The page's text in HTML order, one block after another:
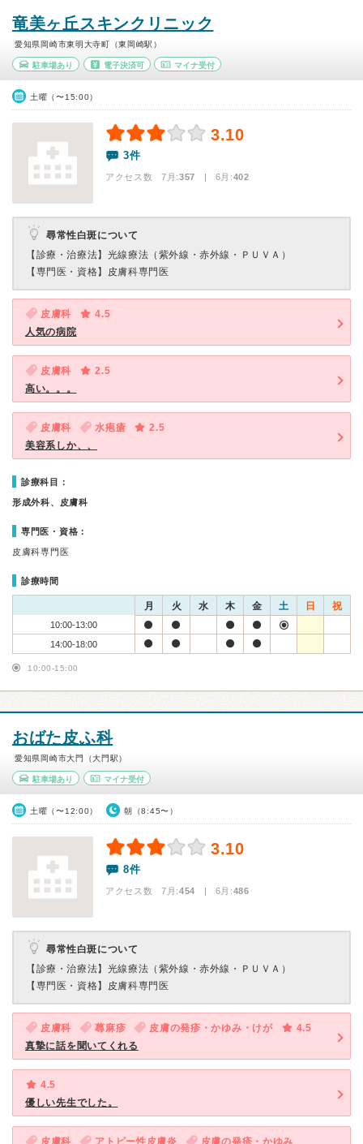
竜美ヶ丘スキンクリニック
愛知県岡崎市東明大寺町（東岡崎駅）
駐車場あり 電子決済可 マイナ受付
土曜（〜15:00）
3.10
3件
アクセス数 7月:357 | 6月:402
尋常性白斑について
【診療・治療法】 光線療法（紫外線・赤外線・ＰＵＶＡ）
【専門医・資格】 皮膚科専門医
皮膚科
4.5
人気の病院
皮膚科
2.5
高い。。。
皮膚科 水疱瘡
2.5
美容系しか、、
診療科目：
形成外科、皮膚科
専門医・資格：
皮膚科専門医
診療時間
月 火 水 木 金 土 日 祝
10:00-13:00
14:00-18:00
10:00-15:00
おばた皮ふ科
愛知県岡崎市大門（大門駅）
駐車場あり マイナ受付
土曜（〜12:00） 朝（8:45〜）
3.10
8件
アクセス数 7月:454 | 6月:486
尋常性白斑について
【診療・治療法】 光線療法（紫外線・赤外線・ＰＵＶＡ）
【専門医・資格】 皮膚科専門医
皮膚科 蕁麻疹 皮膚の発疹・かゆみ・けが
4.5
真摯に話を聞いてくれる
4.5
優しい先生でした。
皮膚科 アトピー性皮膚炎
皮膚の発疹・かゆみ